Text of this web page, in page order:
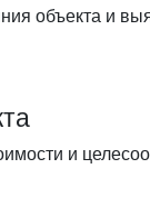
объекта и
и